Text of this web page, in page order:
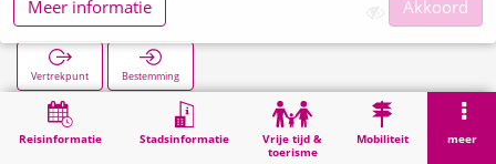
Reisinformatie Stadsinformatie
Vrije tijd &
toerisme
Mobiliteit meer
Stadion
Vertrekpunt Bestemming
Zoekopracht
Meer informatie
Akkoord